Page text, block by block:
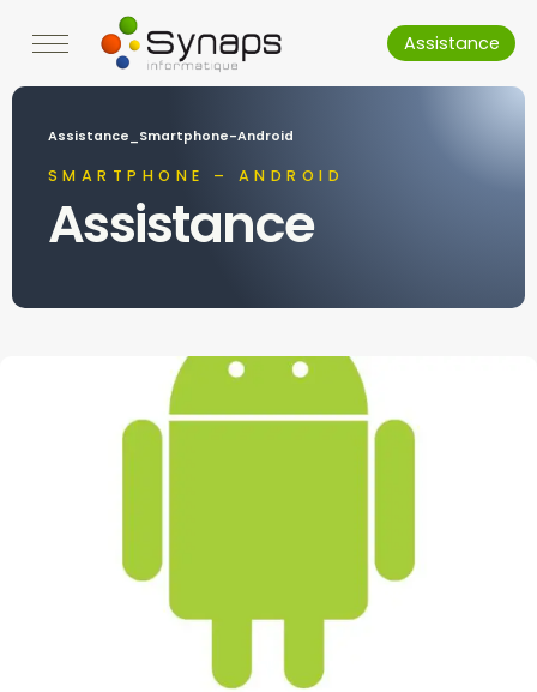
Assistance
Assistance_Smartphone-Android
SMARTPHONE – ANDROID
Assistance